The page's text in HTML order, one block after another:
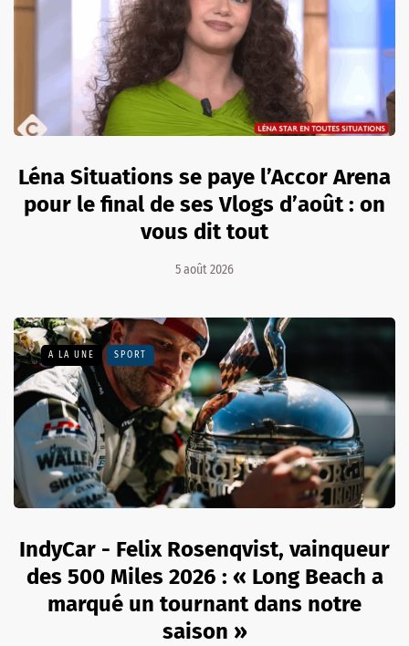
Léna Situations se paye l’Accor Arena
pour le final de ses Vlogs d’août : on
vous dit tout
5 août 2026
A LA UNE SPORT
IndyCar - Felix Rosenqvist, vainqueur
des 500 Miles 2026 : « Long Beach a
marqué un tournant dans notre
saison »